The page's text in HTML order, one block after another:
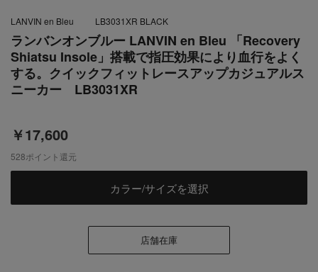
ランバンオンブルー LANVIN en Bleu 「Recovery
Shiatsu Insole」搭載で指圧効果により血行をよく
する。クイックフィットレースアップカジュアルス
ニーカー LB3031XR
￥17,600
LANVIN en Bleu LB3031XR BLACK
528ポイント還元
カラー/サイズを選択
店舗在庫